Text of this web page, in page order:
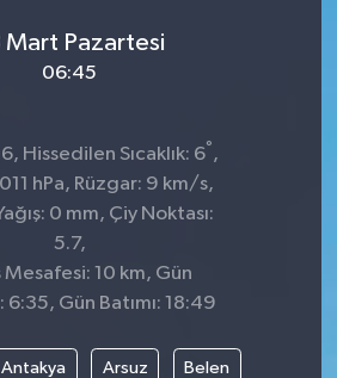
Mart Pazartesi
06:45
Hissedilen Sıcaklık: 6° ,
hPa, Rüzgar: 9 km/s,
0 mm, Çiy Noktası:
5.7,
Mesafesi: 10 km, Gün
6:35, Gün Batımı: 18:49
Antakya Arsuz Belen